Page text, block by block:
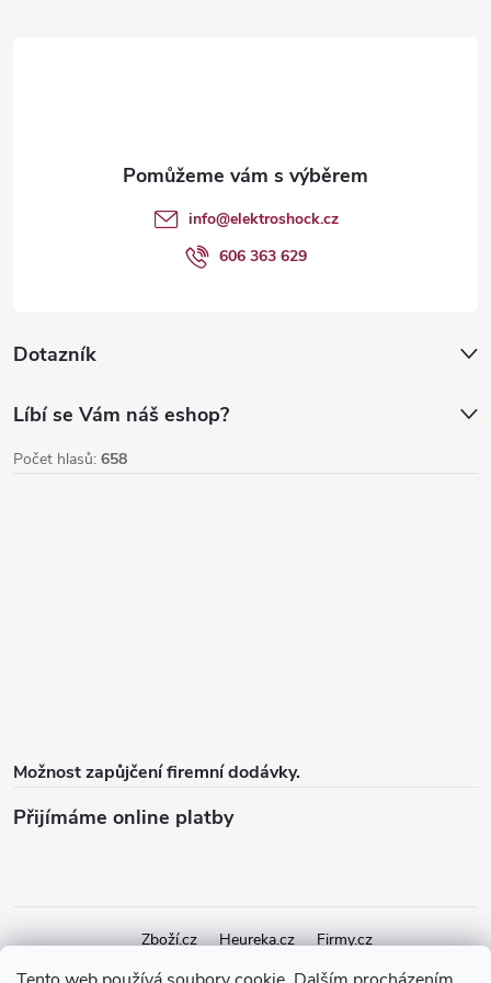
s
u
info@elektroshock.cz
606 363 629
Dotazník
Líbí se Vám náš eshop?
Počet hlasů: 658
Možnost zapůjčení firemní dodávky.
Přijímáme online platby
Zboží.cz Heureka.cz Firmy.cz